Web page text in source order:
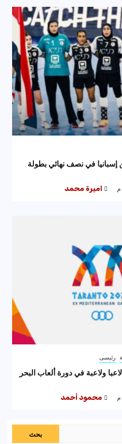
في نصف نهائي بطولة
اميرة محمد
رئيسى
إيطاليا تعلن مشاركة 498 لاعبا ولاعبة في دورة ألعاب البحر
محمود أحمد